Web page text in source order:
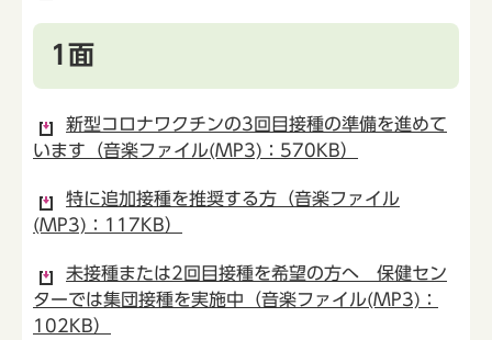
1面
新型コロナワクチンの3回目接種の準備を進めて
います（音楽ファイル(MP3)：570KB）
特に追加接種を推奨する方（音楽ファイル
(MP3)：117KB）
未接種または2回目接種を希望の方へ 保健セン
ターでは集団接種を実施中（音楽ファイル(MP3)：
102KB）